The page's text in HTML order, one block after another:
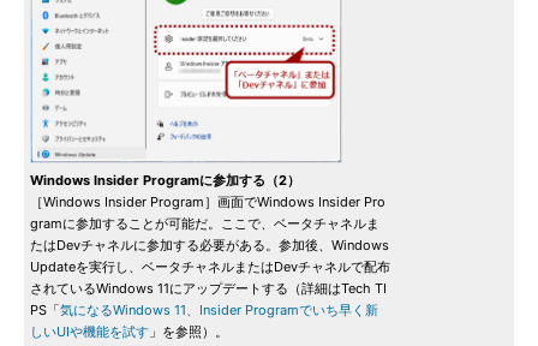
Windows Insider Programに参加する（2）
［Windows Insider Program］画面でWindows Insider Pro
gramに参加することが可能だ。ここで、ベータチャネルま
たはDevチャネルに参加する必要がある。参加後、Windows
Updateを実行し、ベータチャネルまたはDevチャネルで配布
されているWindows 11にアップデートする（詳細はTech TI
PS「気になるWindows 11、Insider Programでいち早く新
しいUIや機能を試す 」を参照）。